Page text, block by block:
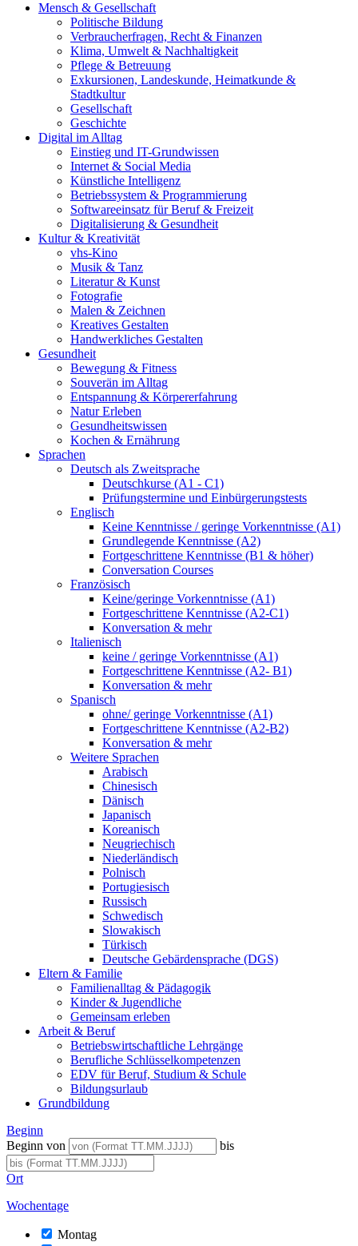
Mensch & Gesellschaft
Politische Bildung
Verbraucherfragen, Recht & Finanzen
Klima, Umwelt & Nachhaltigkeit
Pflege & Betreuung
Exkursionen, Landeskunde, Heimatkunde &
Stadtkultur
Gesellschaft
Geschichte
Digital im Alltag
Einstieg und IT-Grundwissen
Internet & Social Media
Künstliche Intelligenz
Betriebssystem & Programmierung
Softwareeinsatz für Beruf & Freizeit
Digitalisierung & Gesundheit
Kultur & Kreativität
vhs-Kino
Musik & Tanz
Literatur & Kunst
Fotografie
Malen & Zeichnen
Kreatives Gestalten
Handwerkliches Gestalten
Gesundheit
Bewegung & Fitness
Souverän im Alltag
Entspannung & Körpererfahrung
Natur Erleben
Gesundheitswissen
Kochen & Ernährung
Sprachen
Deutsch als Zweitsprache
Deutschkurse (A1 - C1)
Prüfungstermine und Einbürgerungstests
Englisch
Keine Kenntnisse / geringe Vorkenntnisse (A1)
Grundlegende Kenntnisse (A2)
Fortgeschrittene Kenntnisse (B1 & höher)
Conversation Courses
Französisch
Keine/geringe Vorkenntnisse (A1)
Fortgeschrittene Kenntnisse (A2-C1)
Konversation & mehr
Italienisch
keine / geringe Vorkenntnisse (A1)
Fortgeschrittene Kenntnisse (A2- B1)
Konversation & mehr
Spanisch
ohne/ geringe Vorkenntnisse (A1)
Fortgeschrittene Kenntnisse (A2-B2)
Konversation & mehr
Weitere Sprachen
Arabisch
Chinesisch
Dänisch
Japanisch
Koreanisch
Neugriechisch
Niederländisch
Polnisch
Portugiesisch
Russisch
Schwedisch
Slowakisch
Türkisch
Deutsche Gebärdensprache (DGS)
Eltern & Familie
Familienalltag & Pädagogik
Kinder & Jugendliche
Gemeinsam erleben
Arbeit & Beruf
Betriebswirtschaftliche Lehrgänge
Berufliche Schlüsselkompetenzen
EDV für Beruf, Studium & Schule
Bildungsurlaub
Grundbildung
Beginn
Beginn von
bis
Ort
Wochentage
Montag